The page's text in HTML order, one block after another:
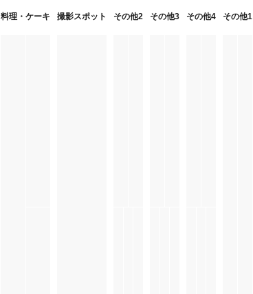
料理・ケーキ 撮影スポット その他2 その他3 その他4 その他1